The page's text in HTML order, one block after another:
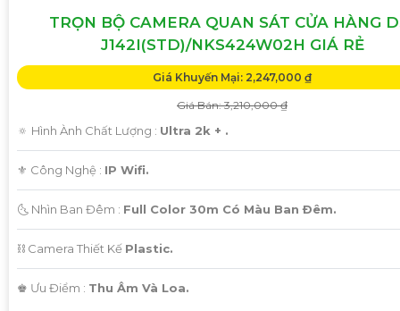
TRỌN BỘ CAMERA QUAN SÁT CỬA HÀNG
J142I(STD)/NKS424W02H GIÁ RẺ
Giá Khuyến Mại: 2,247,000 ₫
Giá Bán: 3,210,000 ₫
🔅 Hình Ành Chất Lượng : Ultra 2k + .
⚜️ Công Nghệ : IP Wifi.
🌜 Nhìn Ban Đêm : Full Color 30m Có Màu Ban Ðêm.
⛓ Camera Thiết Kế Plastic.
️♚ Ưu Điểm : Thu Âm Và Loa.